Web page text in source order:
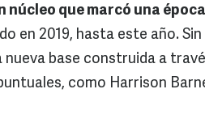
núcleo que marcó una época
en 2019, hasta este año.
base construida a
como Harrison